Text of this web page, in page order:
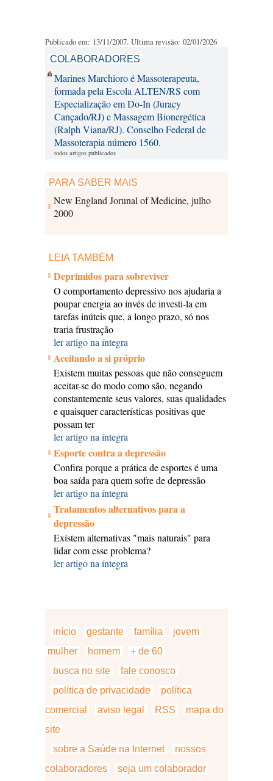
Publicado em: 13/11/2007. Última revisão: 02/01/2026
COLABORADORES
Marines Marchioro é Massoterapeuta,
formada pela Escola ALTEN/RS com
Especialização em Do-In (Juracy
Cançado/RJ) e Massagem Bionergética
(Ralph Viana/RJ). Conselho Federal de
Massoterapia número 1560.
todos artigos publicados
PARA SABER MAIS
New England Jorunal of Medicine, julho
2000
LEIA TAMBÉM
Deprimidos para sobreviver
O comportamento depressivo nos ajudaria a
poupar energia ao invés de investi-la em
tarefas inúteis que, a longo prazo, só nos
traria frustração
ler artigo na íntegra
Aceitando a si próprio
Existem muitas pessoas que não conseguem
aceitar-se do modo como são, negando
constantemente seus valores, suas qualidades
e quaisquer características positivas que
possam ter
ler artigo na íntegra
Esporte contra a depressão
Confira porque a prática de esportes é uma
boa saída para quem sofre de depressão
ler artigo na íntegra
Tratamentos alternativos para a
depressão
Existem alternativas "mais naturais" para
lidar com esse problema?
ler artigo na íntegra
início gestante família
jovem
mulher
homem
+ de 60
busca no site
fale conosco
política de privacidade
política
comercial
aviso legal RSS
mapa do
site
sobre a Saúde na Internet
nossos
colaboradores
seja um colaborador